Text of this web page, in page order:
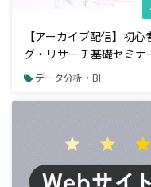
【アーカイブ配信】初
グ・リサーチ基礎セミナ
データ分析・BI